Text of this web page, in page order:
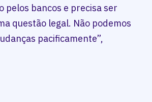
pelos bancos e precisa ser
questão legal. Não podemos
pacificamente”,